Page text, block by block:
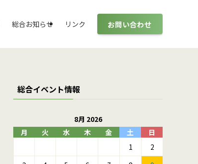
総合お知らせ リンク お問い合わせ
総合イベント情報
8月 2026
月
火 水 木 金 土
日
1
2